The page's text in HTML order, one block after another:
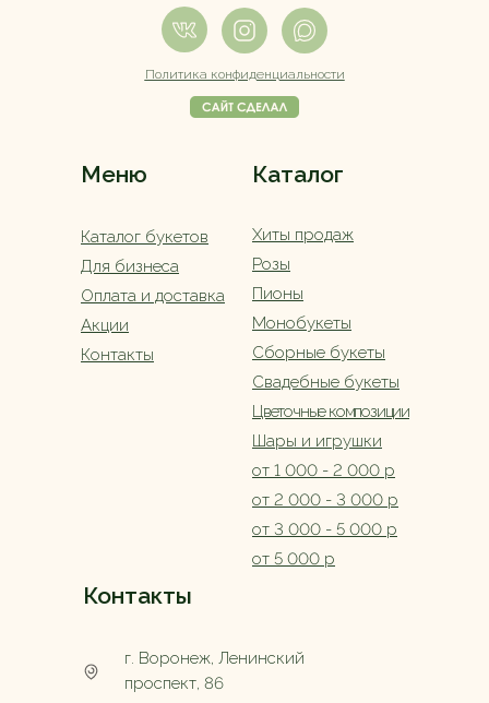
Контакты
Меню Каталог
г. Воронеж, Ленинский
проспект, 86
Каталог букетов
Политика конфиденциальности
Оплата и доставка
Сборные букеты
Свадебные букеты
Для бизнеса
Хиты продаж
Монобукеты
Цветочные композиции
Акции
от 5 000 р
Контакты
Шары и игрушки
от 1 000 - 2 000 р
от 2 000 - 3 000 р
от 3 000 - 5 000 р
Розы
Пионы